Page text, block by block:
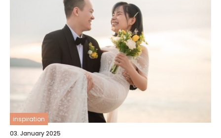
inspiration
03. January 2025